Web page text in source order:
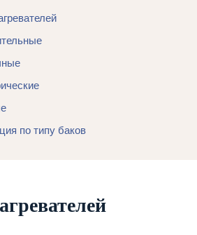
по типу баков